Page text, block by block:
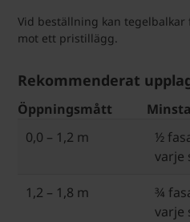
Vid beställning kan
mot ett pristillägg.
Rekommenderat
Öppningsmått
0,0 – 1,2 m
½
varje
1,2 – 1,8 m
¾
varje